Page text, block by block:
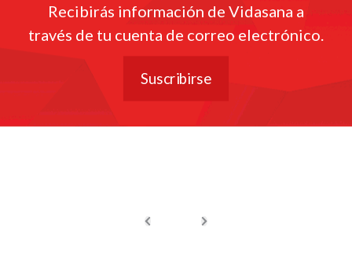
Recibirás información de Vidasana a
través de tu cuenta de correo electrónico.
Suscribirse